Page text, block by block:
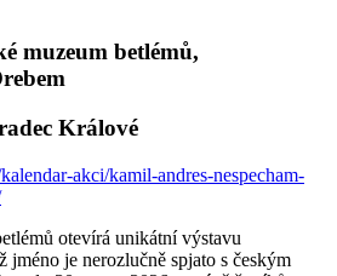
muzeum betlémů,
Králové
akci/kamil-andres-nespecham-
otevírá unikátní výstavu
jméno je nerozlučně spjato s českým